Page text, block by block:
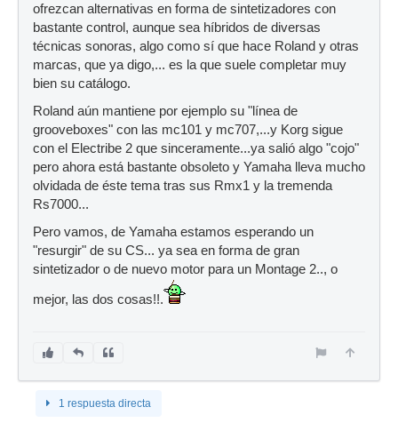
ofrezcan alternativas en forma de sintetizadores con
bastante control, aunque sea híbridos de diversas
técnicas sonoras, algo como sí que hace Roland y otras
marcas, que ya digo,... es la que suele completar muy
bien su catálogo.
Roland aún mantiene por ejemplo su "línea de
grooveboxes" con las mc101 y mc707,...y Korg sigue
con el Electribe 2 que sinceramente...ya salió algo "cojo"
pero ahora está bastante obsoleto y Yamaha lleva mucho
olvidada de éste tema tras sus Rmx1 y la tremenda
Rs7000...
Pero vamos, de Yamaha estamos esperando un
"resurgir" de su CS... ya sea en forma de gran
sintetizador o de nuevo motor para un Montage 2.., o
mejor, las dos cosas!!.
1 respuesta directa